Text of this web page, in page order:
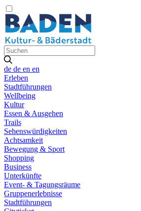
de de en en
Erleben
Stadtführungen
Wellbeing
Kultur
Essen & Ausgehen
Trails
Sehenswürdigkeiten
Achtsamkeit
Bewegung & Sport
Shopping
Business
Unterkünfte
Event- & Tagungsräume
Gruppenerlebnisse
Stadtführungen